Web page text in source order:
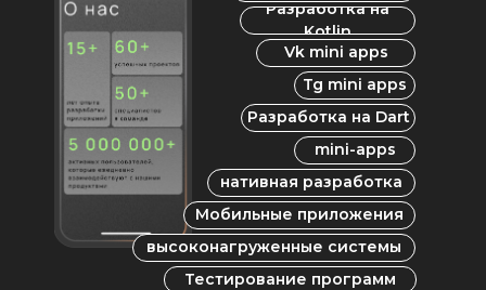
высоконагруженные системы
mini-apps
Разработка на
Kotlin
Tg mini apps
Vk mini apps
Мобильные приложения
Тестирование программ
Разработка на Dart
нативная разработка